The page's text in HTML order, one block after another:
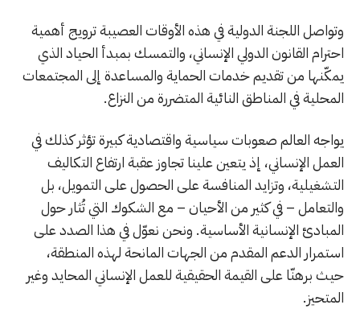
وتواصل اللجنة الدولية في هذه الأوقات العصيبة ترويج أهمية
احترام القانون الدولي الإنساني، والتمسك بمبدأ الحياد الذي
يمكّنها من تقديم خدمات الحماية والمساعدة إلى المجتمعات
المحلية في المناطق النائية المتضررة من النزاع.
يواجه العالم صعوبات سياسية واقتصادية كبيرة تؤثر كذلك في
العمل الإنساني، إذ يتعين علينا تجاوز عقبة ارتفاع التكاليف
التشغيلية، وتزايد المنافسة على الحصول على التمويل، بل
والتعامل – في كثير من الأحيان – مع الشكوك التي تُثار حول
المبادئ الإنسانية الأساسية. ونحن نعوّل في هذا الصدد على
استمرار الدعم المقدم من الجهات المانحة لهذه المنطقة،
حيث برهنّا على القيمة الحقيقية للعمل الإنساني المحايد وغير
المتحيز.